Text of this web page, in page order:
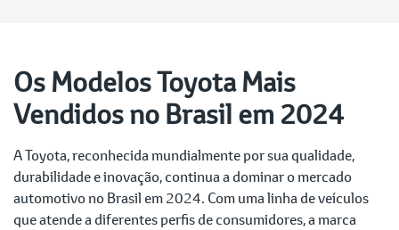
Os Modelos Toyota Mais
Vendidos no Brasil em 2024
A Toyota, reconhecida mundialmente por sua qualidade,
durabilidade e inovação, continua a dominar o mercado
automotivo no Brasil em 2024. Com uma linha de veículos
que atende a diferentes perfis de consumidores, a marca